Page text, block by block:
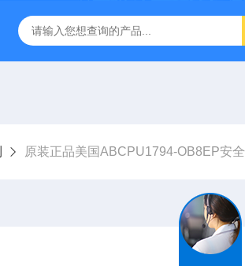
原装正品美国ABCPU1794-OB8EP安